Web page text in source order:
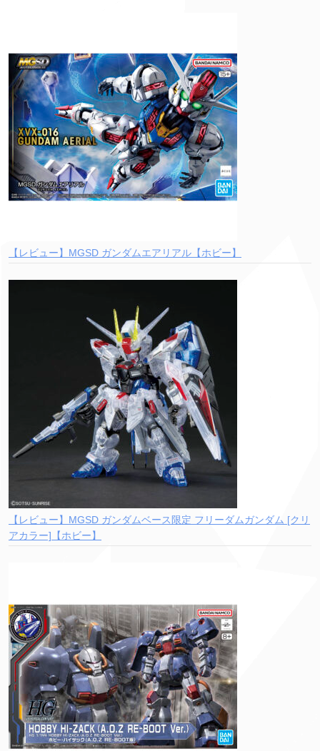
【レビュー】MGSD ガンダムエアリアル【ホビー】
【レビュー】MGSD ガンダムベース限定 フリーダムガンダム [クリ
アカラー]【ホビー】